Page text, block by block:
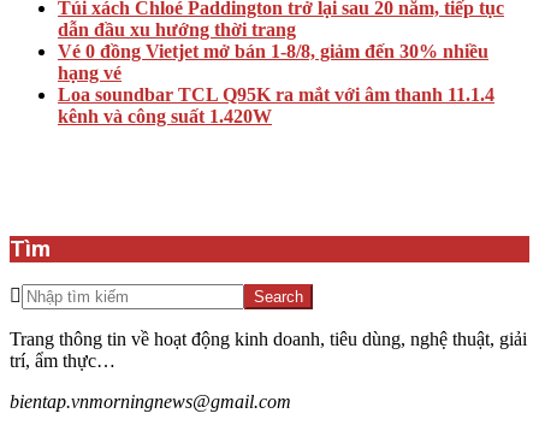
Túi xách Chloé Paddington trở lại sau 20 năm, tiếp tục
dẫn đầu xu hướng thời trang
Vé 0 đồng Vietjet mở bán 1-8/8, giảm đến 30% nhiều
hạng vé
Loa soundbar TCL Q95K ra mắt với âm thanh 11.1.4
kênh và công suất 1.420W
Tìm
Search
Trang thông tin về hoạt động kinh doanh, tiêu dùng, nghệ thuật, giải
trí, ẩm thực…
bientap.vnmorningnews@gmail.com